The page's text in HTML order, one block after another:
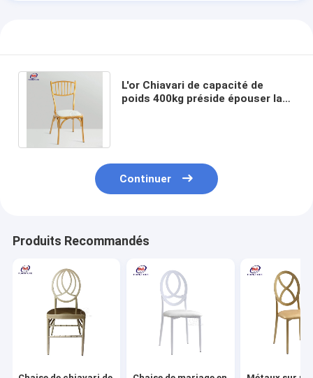
L'or Chiavari de capacité de
poids 400kg préside épouser la
Continuer
Produits Recommandés